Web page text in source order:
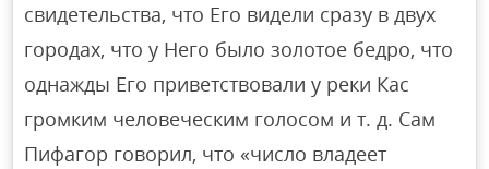
свидетельства, что Его видели сразу в двух
городах, что у Него было золотое бедро, что
однажды Его приветствовали у реки Кас
громким человеческим голосом и т. д. Сам
Пифагор говорил, что «число владеет